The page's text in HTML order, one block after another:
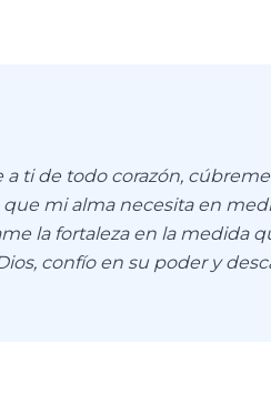
ti de todo corazón,
mi alma necesita en
la fortaleza en la medida
confío en su poder y